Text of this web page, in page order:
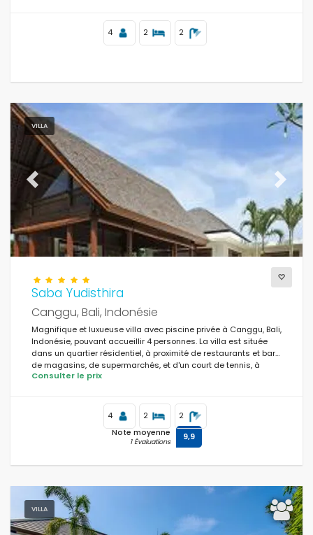
4 2 2
VILLA
Previous Next
Saba Yudisthira
Canggu, Bali, Indonésie
Magnifique et luxueuse villa avec piscine privée à Canggu, Bali,
Indonésie, pouvant accueillir 4 personnes. La villa est située
dans un quartier résidentiel, à proximité de restaurants et bars,
de magasins, de supermarchés, et d'un court de tennis, à
seulement 1 km de la plage de Batu Belig.
Consulter le prix
4 2 2
Note moyenne
1 Évaluations 9,9
VILLA